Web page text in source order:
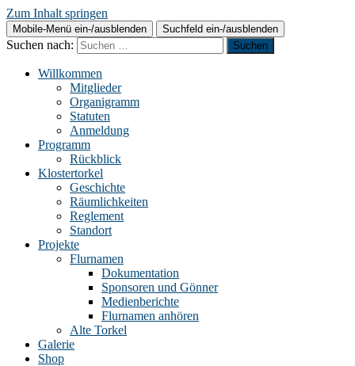
Zum Inhalt springen
Mobile-Menü ein-/ausblenden Suchfeld ein-/ausblenden
Suchen nach:
Willkommen
Mitglieder
Organigramm
Statuten
Anmeldung
Programm
Rückblick
Klostertorkel
Geschichte
Räumlichkeiten
Reglement
Standort
Projekte
Flurnamen
Dokumentation
Sponsoren und Gönner
Medienberichte
Flurnamen anhören
Alte Torkel
Galerie
Shop